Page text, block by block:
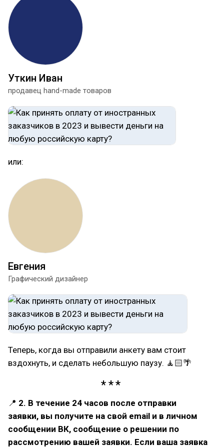
Уткин Иван
продавец hand-made товаров
или:
Евгения
Графический дизайнер
Теперь, когда вы отправили анкету вам стоит
вздохнуть, и сделать небольшую паузу. 🧘🏻🌴
📍 2. В течение 24 часов после отправки
заявки, вы получите на свой email и в личном
сообщении ВК, сообщение о решении по
рассмотрению вашей заявки. Если ваша заявка